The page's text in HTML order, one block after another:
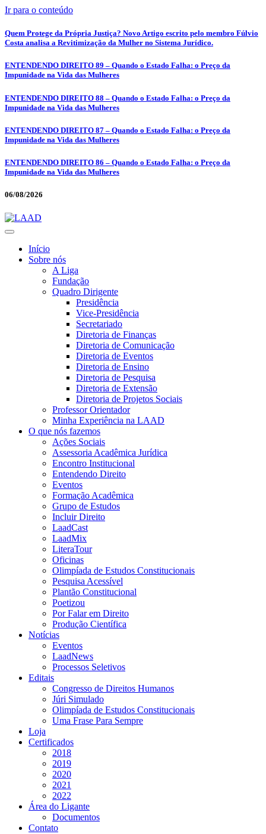
Ir para o conteúdo
Quem Protege da Própria Justiça? Novo Artigo escrito pelo membro Fúlvio
Costa analisa a Revitimização da Mulher no Sistema Jurídico.
ENTENDENDO DIREITO 89 – Quando o Estado Falha: o Preço da
Impunidade na Vida das Mulheres
ENTENDENDO DIREITO 88 – Quando o Estado Falha: o Preço da
Impunidade na Vida das Mulheres
ENTENDENDO DIREITO 87 – Quando o Estado Falha: o Preço da
Impunidade na Vida das Mulheres
ENTENDENDO DIREITO 86 – Quando o Estado Falha: o Preço da
Impunidade na Vida das Mulheres
06/08/2026
Início
Sobre nós
A Liga
Fundação
Quadro Dirigente
Presidência
Vice-Presidência
Secretariado
Diretoria de Finanças
Diretoria de Comunicação
Diretoria de Eventos
Diretoria de Ensino
Diretoria de Pesquisa
Diretoria de Extensão
Diretoria de Projetos Sociais
Professor Orientador
Minha Experiência na LAAD
O que nós fazemos
Ações Sociais
Assessoria Acadêmica Jurídica
Encontro Institucional
Entendendo Direito
Eventos
Formação Acadêmica
Grupo de Estudos
Incluir Direito
LaadCast
LaadMix
LiteraTour
Oficinas
Olimpíada de Estudos Constitucionais
Pesquisa Acessível
Plantão Constitucional
Poetizou
Por Falar em Direito
Produção Científica
Notícias
Eventos
LaadNews
Processos Seletivos
Editais
Congresso de Direitos Humanos
Júri Simulado
Olimpíada de Estudos Constitucionais
Uma Frase Para Sempre
Loja
Certificados
2018
2019
2020
2021
2022
Área do Ligante
Documentos
Contato